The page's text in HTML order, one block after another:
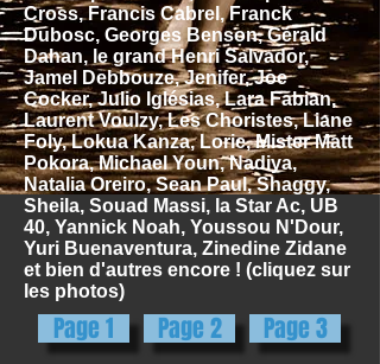
Cross, Francis Cabrel, Franck
Dubosc, Georges Benson, Gérald
Dahan, le grand Henri Salvador,
Jamel Debbouze, Jenifer, Joe
Cocker, Julio Iglésias, Lara Fabian,
Laurent Voulzy, Les Choristes, Liane
Foly, Lokua Kanza, Lorie, Mister Matt
Pokora, Michael Youn, Nadiya,
Natalia Oreiro, Sean Paul, Shaggy,
Sheila, Souad Massi, la Star Ac, UB
40, Yannick Noah, Youssou N'Dour,
Yuri Buenaventura, Zinedine Zidane
et bien d'autres encore ! (cliquez sur
les photos)
Page 1 Page 2
Page 3